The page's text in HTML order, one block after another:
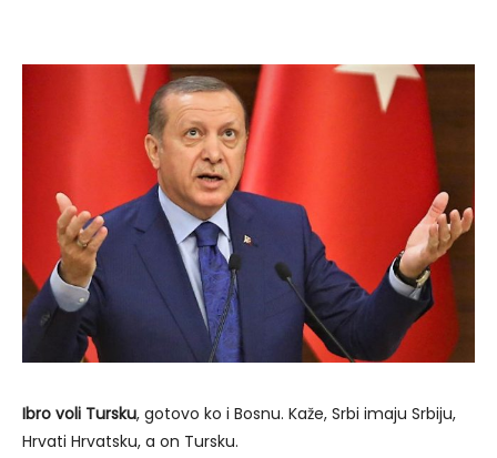
Ibro voli Tursku, gotovo ko i Bosnu. Kaže, Srbi imaju Srbiju,
Hrvati Hrvatsku, a on Tursku.